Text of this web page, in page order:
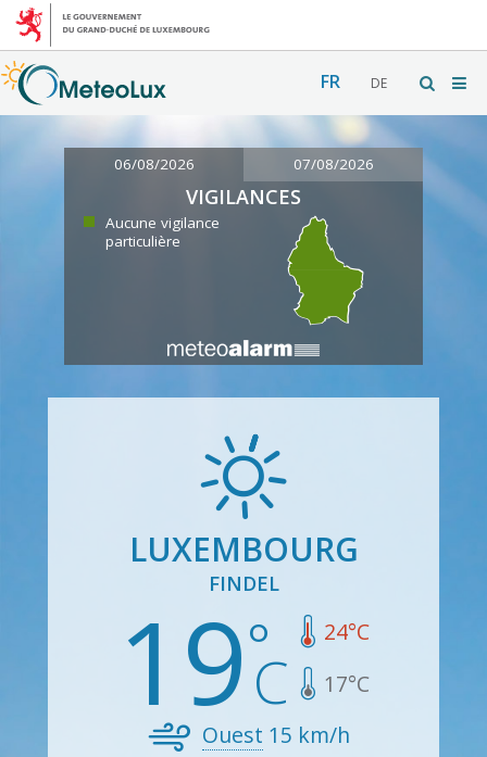
FR DE
06/08/2026 07/08/2026
VIGILANCES
Aucune vigilance
particulière
LUXEMBOURG
FINDEL
19 24°C
17°C
Ouest 15 km/h